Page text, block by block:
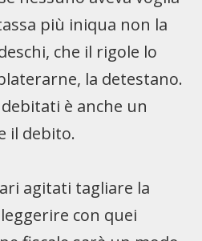
più iniqua non la
che il rigole lo
la detestano.
è anche un
il debito.
agitati tagliare la
con quei